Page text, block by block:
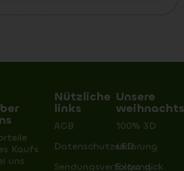
Kaufs
uns
Nützliche
links
AGB
Datenschutzerklärung
Sendungsverfolgung
Unsere
100% 3D
LED
Extra dick